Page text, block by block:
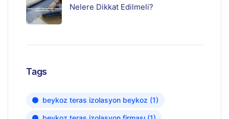
Nelere Dikkat Edilmeli?
Tags
beykoz teras izolasyon beykoz (1)